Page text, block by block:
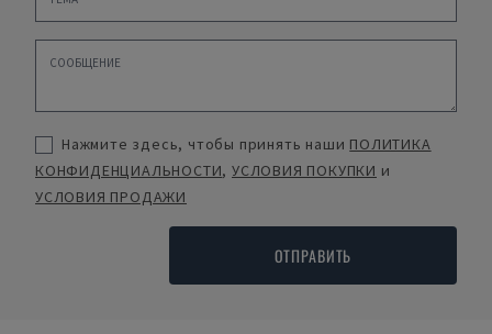
Нажмите здесь, чтобы принять наши ПОЛИТИКА
КОНФИДЕНЦИАЛЬНОСТИ,УСЛОВИЯ ПОКУПКИ и
УСЛОВИЯ ПРОДАЖИ
ОТПРАВИТЬ